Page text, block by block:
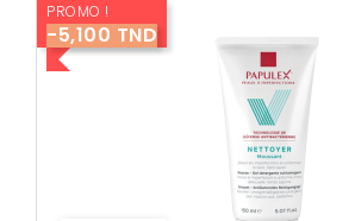
PROMO !
-5,100 TND